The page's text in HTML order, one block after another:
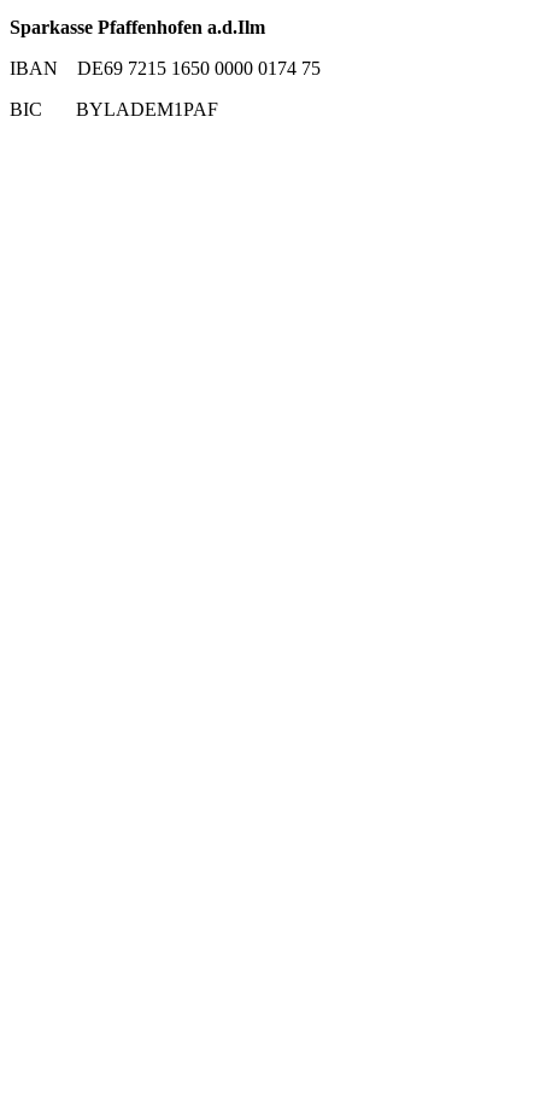
Sparkasse Pfaffenhofen a.d.Ilm
IBAN DE69 7215 1650 0000 0174 75
BIC BYLADEM1PAF